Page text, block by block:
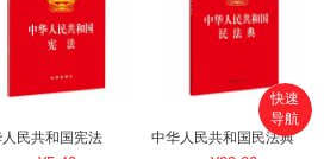
民共和国宪法 中华人民共和国民法典
首页
快速
导航